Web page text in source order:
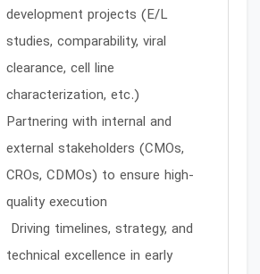
development projects (E/L
studies, comparability, viral
clearance, cell line
characterization, etc.)
Partnering with internal and
external stakeholders (CMOs,
CROs, CDMOs) to ensure high-
quality execution
Driving timelines, strategy, and
technical excellence in early